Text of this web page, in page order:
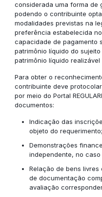
considerada uma forma de
podendo o contribuinte
modalidades previstas na
preferência estabelecida no
capacidade de pagamento
patrimônio líquido do
patrimônio líquido realizável
Para obter o
contribuinte deve
por meio do Portal
documentos:
Indicação das
objeto do requerimento;
Demonstrações
independente, no
Relação de bens
de documentação
avaliação